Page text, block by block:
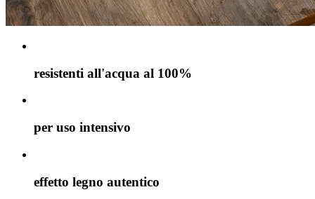
resistenti all'acqua al 100%
per uso intensivo
effetto legno autentico